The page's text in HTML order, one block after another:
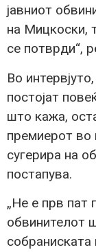
јавниот
на Мицкоски,
се потврди“,
Во
постојат
што кажа,
премиерот во
сугерира на
постапува.
„Не е прв пат
обвинителот